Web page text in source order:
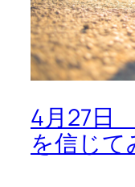
4月27日
を信じて